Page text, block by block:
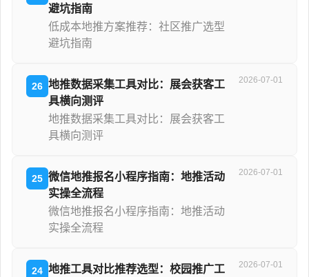
避坑指南
低成本地推方案推荐：社区推广选型
避坑指南
26 地推数据采集工具对比：展会获客工
具横向测评
地推数据采集工具对比：展会获客工
具横向测评
2026-07-01
25 微信地推报名小程序指南：地推活动
实操全流程
微信地推报名小程序指南：地推活动
实操全流程
2026-07-01
24 地推工具对比推荐选型：校园推广工
2026-07-01